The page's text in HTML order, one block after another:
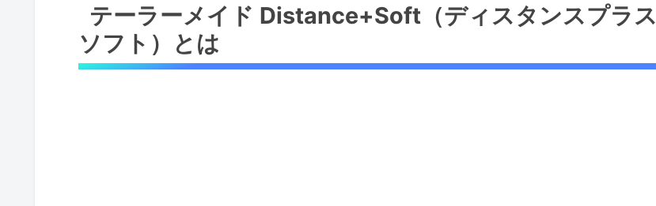
なぜ飛距離とソフト感が求められるのか
商品の特徴と技術的なポイント
Distance+Softが解決するゴルファーの悩み
テーラーメイド Distance+Soft（ディスタンスプラス
ソフト）とは